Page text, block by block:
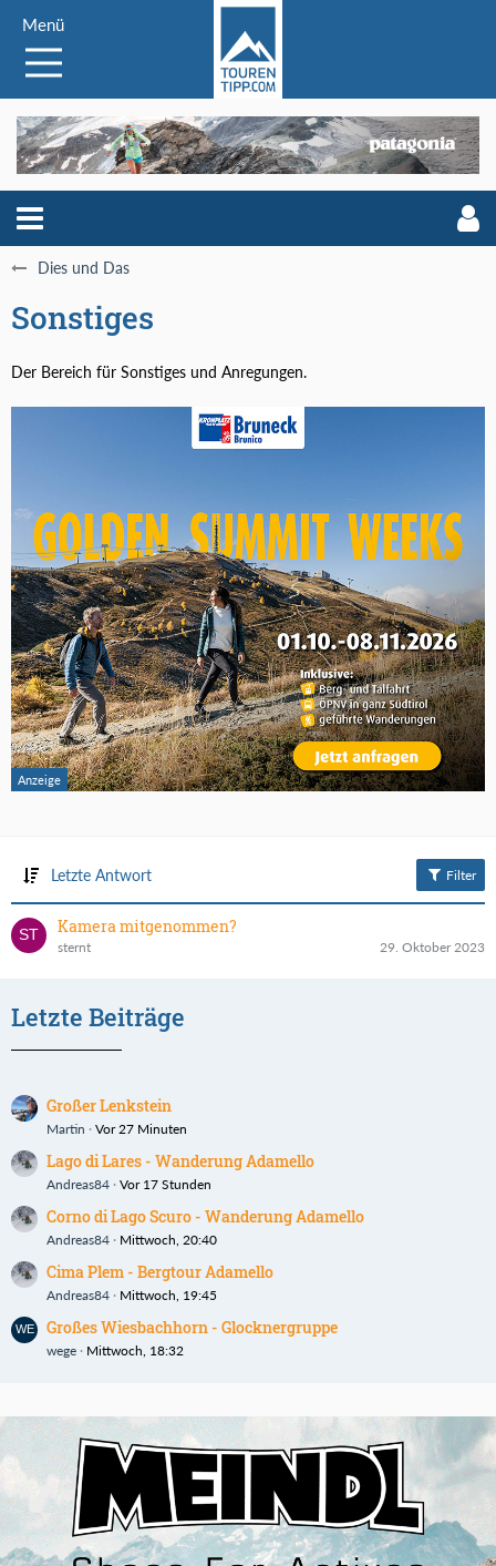
Menü
Dies und Das
Sonstiges
Der Bereich für Sonstiges und Anregungen.
Letzte Antwort Filter
Kamera mitgenommen?
sternt 29. Oktober 2023
Letzte Beiträge
Großer Lenkstein
Martin Vor 27 Minuten
Lago di Lares - Wanderung Adamello
Andreas84 Vor 17 Stunden
Corno di Lago Scuro - Wanderung Adamello
Andreas84 Mittwoch, 20:40
Cima Plem - Bergtour Adamello
Andreas84 Mittwoch, 19:45
Großes Wiesbachhorn - Glocknergruppe
wege Mittwoch, 18:32